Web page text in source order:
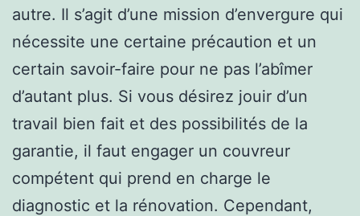
autre. Il s’agit d’une mission d’envergure qui
nécessite une certaine précaution et un
certain savoir-faire pour ne pas l’abîmer
d’autant plus. Si vous désirez jouir d’un
travail bien fait et des possibilités de la
garantie, il faut engager un couvreur
compétent qui prend en charge le
diagnostic et la rénovation. Cependant,